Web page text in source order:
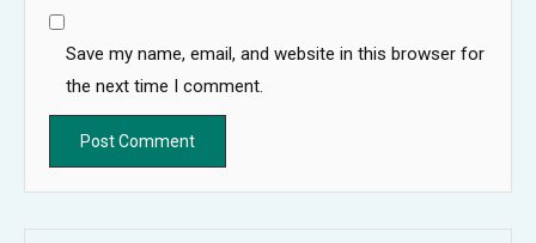
Save my name, email, and website in this browser for
the next time I comment.